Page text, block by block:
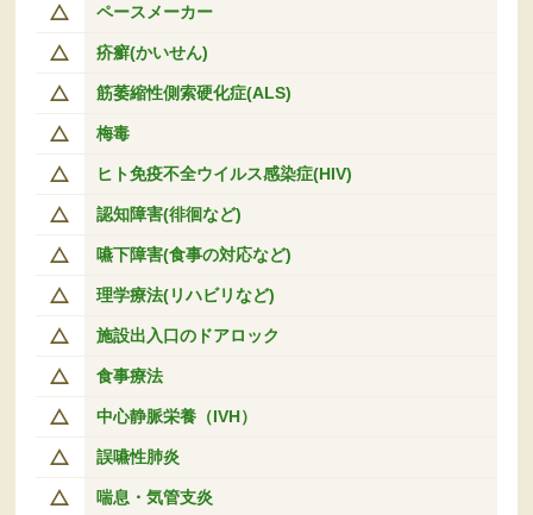
ペースメーカー
疥癬(かいせん)
筋萎縮性側索硬化症(ALS)
梅毒
ヒト免疫不全ウイルス感染症(HIV)
認知障害(徘徊など)
嚥下障害(食事の対応など)
理学療法(リハビリなど)
施設出入口のドアロック
食事療法
中心静脈栄養（IVH）
誤嚥性肺炎
喘息・気管支炎